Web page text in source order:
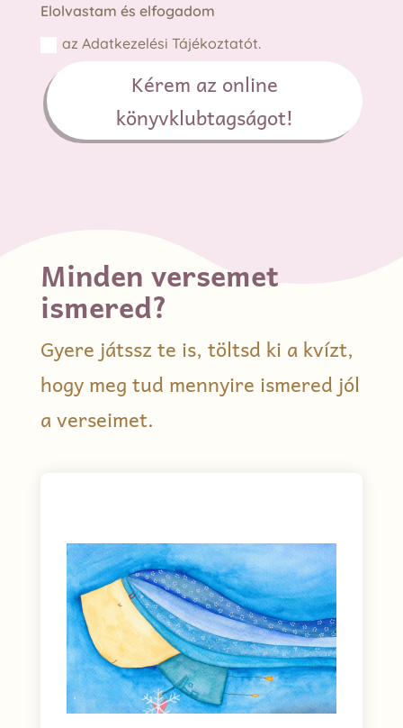
Elolvastam és elfogadom
az Adatkezelési Tájékoztatót.
Kérem az online
könyvklubtagságot!
Minden versemet
ismered?
Gyere játssz te is, töltsd ki a kvízt,
hogy meg tud mennyire ismered jól
a verseimet.